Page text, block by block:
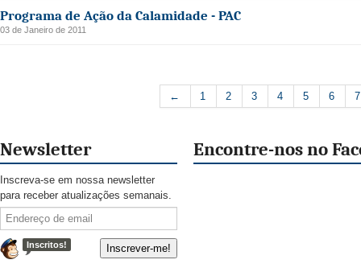
Programa de Ação da Calamidade - PAC
03 de Janeiro de 2011
← 1 2 3 4 5 6 7
Newsletter
Inscreva-se em nossa newsletter
para receber atualizações semanais.
Inscritos!
Encontre-nos no